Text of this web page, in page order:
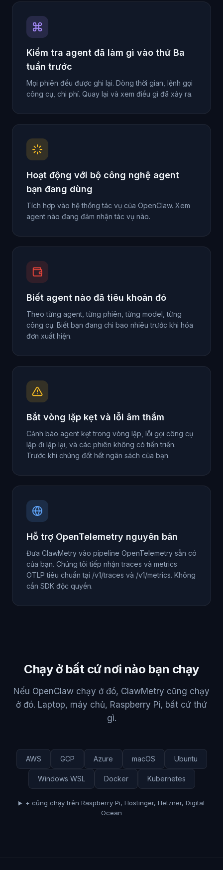
Kiểm tra agent đã làm gì vào thứ Ba
tuần trước
Mọi phiên đều được ghi lại. Dòng thời gian, lệnh gọi
công cụ, chi phí. Quay lại và xem điều gì đã xảy ra.
Hoạt động với bộ công nghệ agent
bạn đang dùng
Tích hợp vào hệ thống tác vụ của OpenClaw. Xem
agent nào đang đảm nhận tác vụ nào.
Biết agent nào đã tiêu khoản đó
Theo từng agent, từng phiên, từng model, từng
công cụ. Biết bạn đang chi bao nhiêu trước khi hóa
đơn xuất hiện.
Bắt vòng lặp kẹt và lỗi âm thầm
Cảnh báo agent kẹt trong vòng lặp, lỗi gọi công cụ
lặp đi lặp lại, và các phiên không có tiến triển.
Trước khi chúng đốt hết ngân sách của bạn.
Hỗ trợ OpenTelemetry nguyên bản
Đưa ClawMetry vào pipeline OpenTelemetry sẵn có
của bạn. Chúng tôi tiếp nhận traces và metrics
OTLP tiêu chuẩn tại /v1/traces và /v1/metrics. Không
cần SDK độc quyền.
Chạy ở bất cứ nơi nào bạn chạy
Nếu OpenClaw chạy ở đó, ClawMetry cũng chạy
ở đó. Laptop, máy chủ, Raspberry Pi, bất cứ thứ
gì.
AWS GCP Azure macOS Ubuntu
Windows WSL Docker Kubernetes
+ cũng chạy trên Raspberry Pi, Hostinger, Hetzner, Digital
Ocean